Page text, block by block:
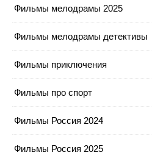
Фильмы мелодрамы 2025
Фильмы мелодрамы детективы
Фильмы приключения
Фильмы про спорт
Фильмы Россия 2024
Фильмы Россия 2025